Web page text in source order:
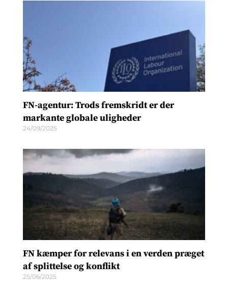
FN-agentur: Trods fremskridt er der
markante globale uligheder
24/09/2025
FN kæmper for relevans i en verden præget
af splittelse og konflikt
25/06/2025